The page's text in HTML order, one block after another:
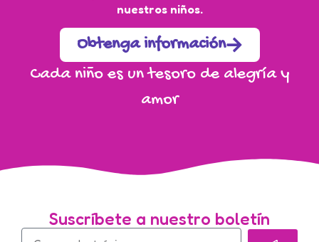
nuestros niños.
Obtenga información
Cada niño es un tesoro de alegría y
amor
Suscríbete a nuestro boletín